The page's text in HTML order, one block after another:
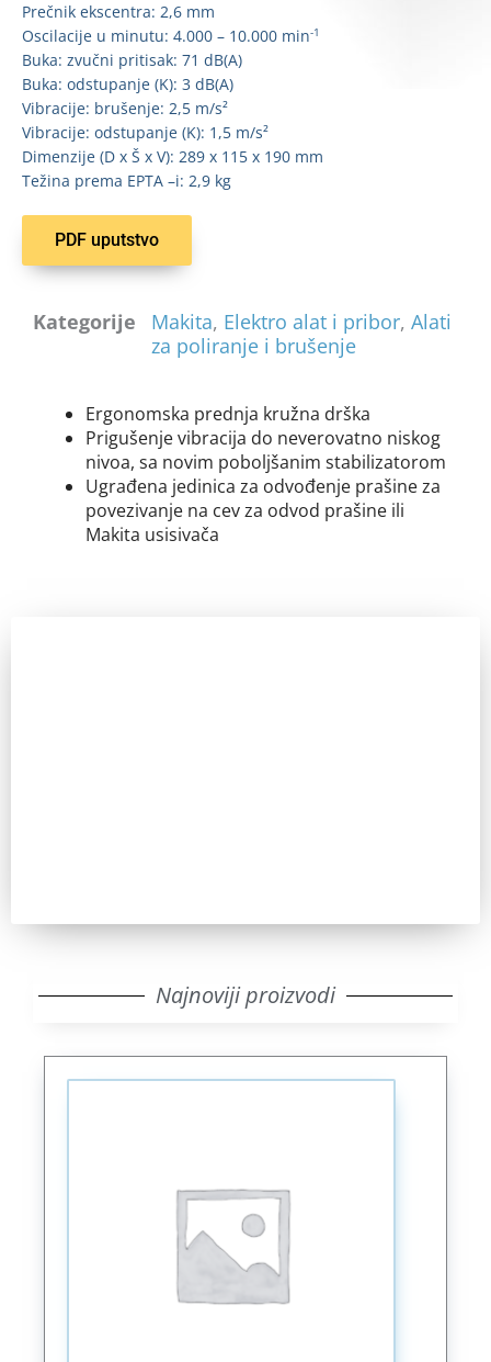
Prečnik ekscentra: 2,6 mm
Oscilacije u minutu: 4.000 – 10.000 min-1
Buka: zvučni pritisak: 71 dB(A)
Buka: odstupanje (K): 3 dB(A)
Vibracije: brušenje: 2,5 m/s²
Vibracije: odstupanje (K): 1,5 m/s²
Dimenzije (D x Š x V): 289 x 115 x 190 mm
Težina prema EPTA –i: 2,9 kg
PDF uputstvo
Kategorije Makita, Elektro alat i pribor, Alati
za poliranje i brušenje
Ergonomska prednja kružna drška
Prigušenje vibracija do neverovatno niskog
nivoa, sa novim poboljšanim stabilizatorom
Ugrađena jedinica za odvođenje prašine za
povezivanje na cev za odvod prašine ili
Makita usisivača
Najnoviji proizvodi